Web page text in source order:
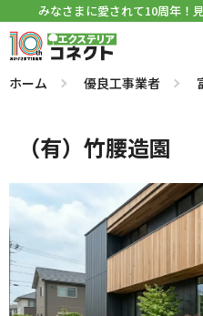
みなさまに愛されて10周年！
ホーム 優良工事業者
（有）竹腰造園